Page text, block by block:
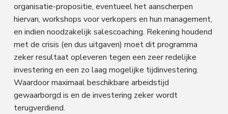
organisatie-propositie, eventueel het aanscherpen
hiervan, workshops voor verkopers en hun management,
en indien noodzakelijk salescoaching. Rekening houdend
met de crisis (en dus uitgaven) moet dit programma
zeker resultaat opleveren tegen een zeer redelijke
investering en een zo laag mogelijke tijdinvestering.
Waardoor maximaal beschikbare arbeidstijd
gewaarborgd is en de investering zeker wordt
terugverdiend.